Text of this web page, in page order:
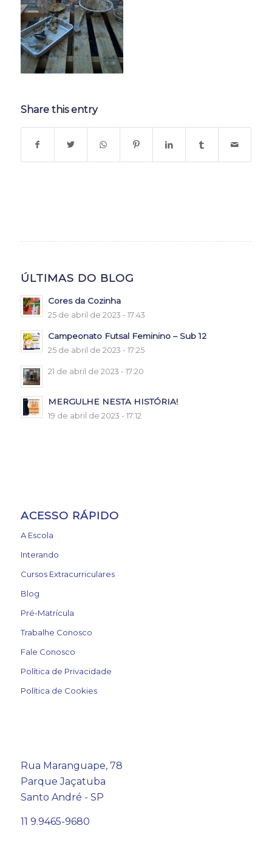
Share this entry
ÚLTIMAS DO BLOG
Cores da Cozinha
25 de abril de 2023 - 17:43
Campeonato Futsal Feminino – Sub 12
25 de abril de 2023 - 17:25
21 de abril de 2023 - 17:20
MERGULHE NESTA HISTÓRIA!
19 de abril de 2023 - 17:12
ACESSO RÁPIDO
A Escola
Interando
Cursos Extracurriculares
Blog
Pré-Matrícula
Trabalhe Conosco
Fale Conosco
Política de Privacidade
Política de Cookies
Rua Maranguape, 78
Parque Jaçatuba
Santo André - SP
11 9.9465-9680